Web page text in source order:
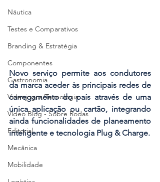
Náutica
Testes e Comparativos
Branding & Estratégia
Componentes
Gastronomia
Videojogos/Tecnologia
Vídeo Blog - Sobre Rodas
Editorial
Mecânica
Mobilidade
Novo serviço permite aos condutores
da marca aceder às principais redes de
carregamento do país através de uma
única aplicação ou cartão, integrando
ainda funcionalidades de planeamento
inteligente e tecnologia Plug & Charge.